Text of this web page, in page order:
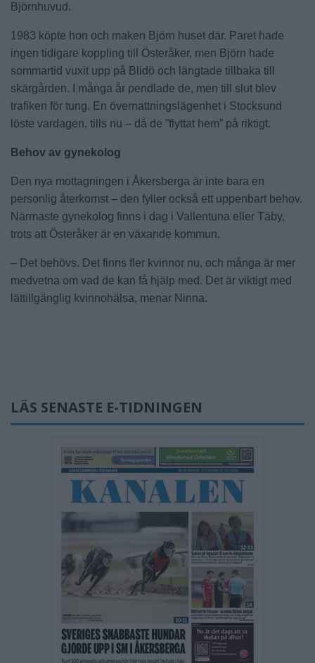
Björnhuvud.
1983 köpte hon och maken Björn huset där. Paret hade
ingen tidigare koppling till Österåker, men Björn hade
sommartid vuxit upp på Blidö och längtade tillbaka till
skärgården. I många år pendlade de, men till slut blev
trafiken för tung. En övernattningslägenhet i Stocksund
löste vardagen, tills nu – då de ”flyttat hem” på riktigt.
Behov av gynekolog
Den nya mottagningen i Åkersberga är inte bara en
personlig återkomst – den fyller också ett uppenbart behov.
Närmaste gynekolog finns i dag i Vallentuna eller Täby,
trots att Österåker är en växande kommun.
– Det behövs. Det finns fler kvinnor nu, och många är mer
medvetna om vad de kan få hjälp med. Det är viktigt med
lättillgänglig kvinnohälsa, menar Ninna.
LÄS SENASTE E-TIDNINGEN